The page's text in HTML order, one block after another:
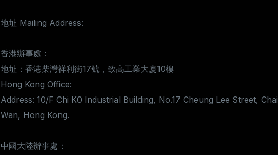
地址 Mailing Address:
香港辦事處：
地址：香港柴灣祥利街17號，致高工業大廈10樓
Hong Kong Office:
Address: 10/F Chi K0 Industrial Building, No.17 Cheung Lee Street, Chai
Wan, Hong Kong.
中國大陸辦事處：